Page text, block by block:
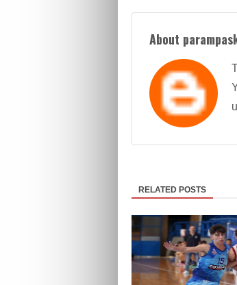
About
RELATED POSTS